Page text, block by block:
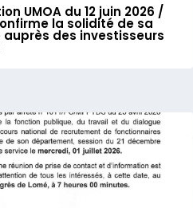
UMOA du 12 juin 2026 /
la solidité de sa
des investisseurs